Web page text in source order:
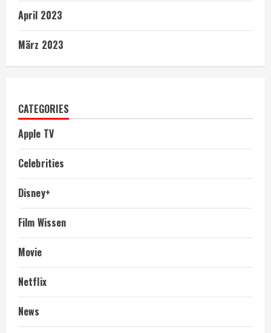
April 2023
März 2023
CATEGORIES
Apple TV
Celebrities
Disney+
Film Wissen
Movie
Netflix
News